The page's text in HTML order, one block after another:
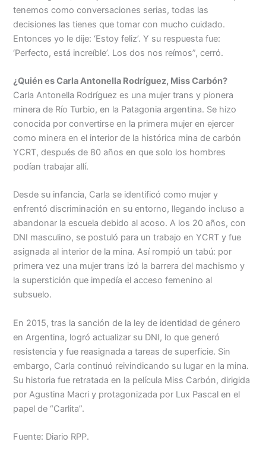
tenemos como conversaciones serias, todas las
decisiones las tienes que tomar con mucho cuidado.
Entonces yo le dije: ‘Estoy feliz’. Y su respuesta fue:
‘Perfecto, está increíble’. Los dos nos reímos”, cerró.
¿Quién es Carla Antonella Rodríguez, Miss Carbón?
Carla Antonella Rodríguez es una mujer trans y pionera
minera de Río Turbio, en la Patagonia argentina. Se hizo
conocida por convertirse en la primera mujer en ejercer
como minera en el interior de la histórica mina de carbón
YCRT, después de 80 años en que solo los hombres
podían trabajar allí.
Desde su infancia, Carla se identificó como mujer y
enfrentó discriminación en su entorno, llegando incluso a
abandonar la escuela debido al acoso. A los 20 años, con
DNI masculino, se postuló para un trabajo en YCRT y fue
asignada al interior de la mina. Así rompió un tabú: por
primera vez una mujer trans izó la barrera del machismo y
la superstición que impedía el acceso femenino al
subsuelo.
En 2015, tras la sanción de la ley de identidad de género
en Argentina, logró actualizar su DNI, lo que generó
resistencia y fue reasignada a tareas de superficie. Sin
embargo, Carla continuó reivindicando su lugar en la mina.
Su historia fue retratada en la película Miss Carbón, dirigida
por Agustina Macri y protagonizada por Lux Pascal en el
papel de “Carlita”.
Fuente: Diario RPP.